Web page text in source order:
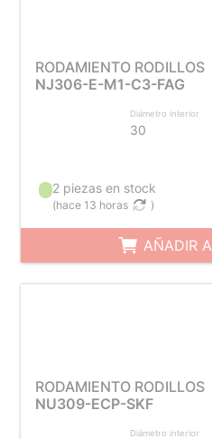
RODAMIENTO RODILLOS
NJ306-E-M1-C3-FAG
Diámetro interior
30
2 piezas en stock
(hace 13 horas )
AÑADIR
RODAMIENTO RODILLOS
NU309-ECP-SKF
Diámetro interior